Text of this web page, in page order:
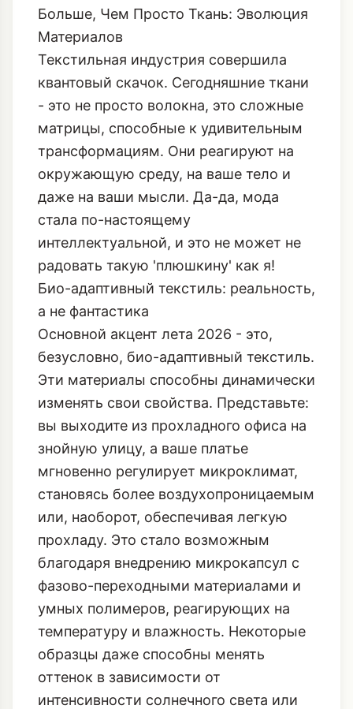
Больше, Чем Просто Ткань: Эволюция
Материалов
Текстильная индустрия совершила
квантовый скачок. Сегодняшние ткани
- это не просто волокна, это сложные
матрицы, способные к удивительным
трансформациям. Они реагируют на
окружающую среду, на ваше тело и
даже на ваши мысли. Да-да, мода
стала по-настоящему
интеллектуальной, и это не может не
радовать такую 'плюшкину' как я!
Био-адаптивный текстиль: реальность,
а не фантастика
Основной акцент лета 2026 - это,
безусловно, био-адаптивный текстиль.
Эти материалы способны динамически
изменять свои свойства. Представьте:
вы выходите из прохладного офиса на
знойную улицу, а ваше платье
мгновенно регулирует микроклимат,
становясь более воздухопроницаемым
или, наоборот, обеспечивая легкую
прохладу. Это стало возможным
благодаря внедрению микрокапсул с
фазово-переходными материалами и
умных полимеров, реагирующих на
температуру и влажность. Некоторые
образцы даже способны менять
оттенок в зависимости от
интенсивности солнечного света или